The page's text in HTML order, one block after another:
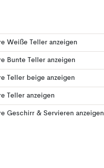
Weiße Teller anzeigen
Bunte Teller anzeigen
Teller beige anzeigen
Teller anzeigen
Geschirr & Servieren anzeigen